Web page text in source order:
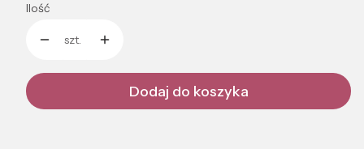
Ilość
szt.
Dodaj do koszyka